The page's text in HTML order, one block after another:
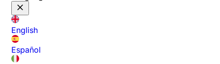
English
Español